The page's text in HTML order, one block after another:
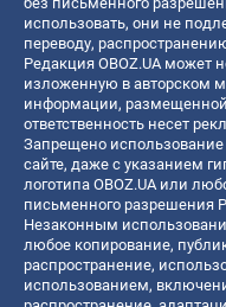
использовать, они не
переводу,
Редакция OBOZ.UA может
изложенную в авторском
информации,
ответственность несет
Запрещено
сайте, даже с указанием
логотипа OBOZ.UA или
письменного разрешения
Незаконным
любое копирование,
распространение,
использованием,